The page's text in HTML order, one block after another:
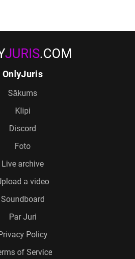
JURIS.COM
OnlyJuris
Sākums
Klipi
Discord
Foto
Live archive
a video
Soundboard
Par Juri
Policy
of Service